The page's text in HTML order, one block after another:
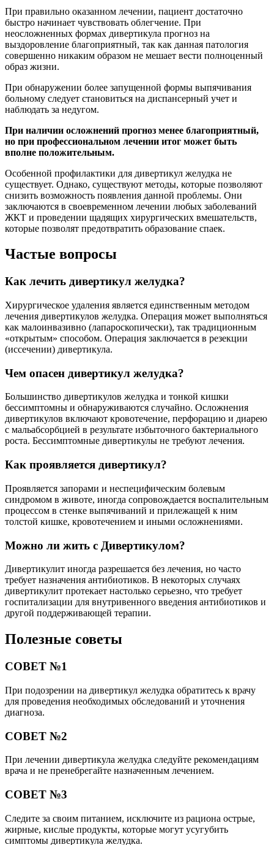
При правильно оказанном лечении, пациент достаточно
быстро начинает чувствовать облегчение. При
неосложненных формах дивертикула прогноз на
выздоровление благоприятный, так как данная патология
совершенно никаким образом не мешает вести полноценный
образ жизни.
При обнаружении более запущенной формы выпячивания
больному следует становиться на диспансерный учет и
наблюдать за недугом.
При наличии осложнений прогноз менее благоприятный,
но при профессиональном лечении итог может быть
вполне положительным.
Особенной профилактики для дивертикул желудка не
существует. Однако, существуют методы, которые позволяют
снизить возможность появления данной проблемы. Они
заключаются в своевременном лечении любых заболеваний
ЖКТ и проведении щадящих хирургических вмешательств,
которые позволят предотвратить образование спаек.
Частые вопросы
Как лечить дивертикул желудка?
Хирургическое удаления является единственным методом
лечения дивертикулов желудка. Операция может выполняться
как малоинвазивно (лапароскопически), так традиционным
«открытым» способом. Операция заключается в резекции
(иссечении) дивертикула.
Чем опасен дивертикул желудка?
Большинство дивертикулов желудка и тонкой кишки
бессимптомны и обнаруживаются случайно. Осложнения
дивертикулов включают кровотечение, перфорацию и диарею
с мальабсорбцией в результате избыточного бактериального
роста. Бессимптомные дивертикулы не требуют лечения.
Как проявляется дивертикул?
Проявляется запорами и неспецифическим болевым
синдромом в животе, иногда сопровождается воспалительным
процессом в стенке выпячиваний и прилежащей к ним
толстой кишке, кровотечением и иными осложнениями.
Можно ли жить с Дивертикулом?
Дивертикулит иногда разрешается без лечения, но часто
требует назначения антибиотиков. В некоторых случаях
дивертикулит протекает настолько серьезно, что требует
госпитализации для внутривенного введения антибиотиков и
другой поддерживающей терапии.
Полезные советы
СОВЕТ №1
При подозрении на дивертикул желудка обратитесь к врачу
для проведения необходимых обследований и уточнения
диагноза.
СОВЕТ №2
При лечении дивертикула желудка следуйте рекомендациям
врача и не пренебрегайте назначенным лечением.
СОВЕТ №3
Следите за своим питанием, исключите из рациона острые,
жирные, кислые продукты, которые могут усугубить
симптомы дивертикула желудка.